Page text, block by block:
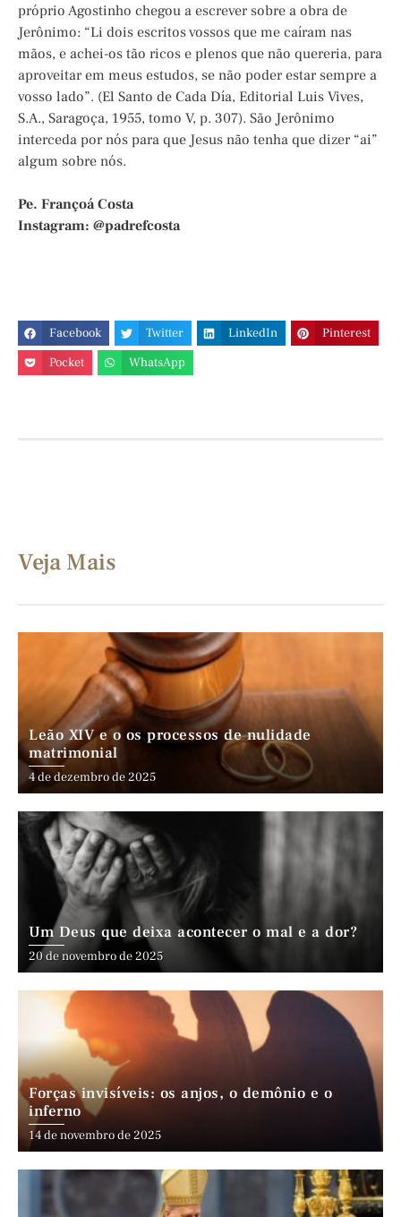
próprio Agostinho chegou a escrever sobre a obra de
Jerônimo: “Li dois escritos vossos que me caíram nas
mãos, e achei-os tão ricos e plenos que não quereria, para
aproveitar em meus estudos, se não poder estar sempre a
vosso lado”. (El Santo de Cada Día, Editorial Luis Vives,
S.A., Saragoça, 1955, tomo V, p. 307). São Jerônimo
interceda por nós para que Jesus não tenha que dizer “ai”
algum sobre nós.
Pe. Françoá Costa
Instagram: @padrefcosta
Facebook Twitter LinkedIn
Pinterest
Pocket
WhatsApp
Veja Mais
Leão XIV e o os processos de nulidade
matrimonial
4 de dezembro de 2025
Um Deus que deixa acontecer o mal e a dor?
20 de novembro de 2025
Forças invisíveis: os anjos, o demônio e o
inferno
14 de novembro de 2025